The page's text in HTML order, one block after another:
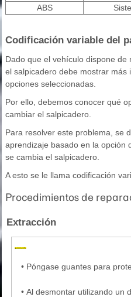
ABS
Codificación variable del
Dado que el vehículo dispone de
el salpicadero debe mostrar
opciones seleccionadas.
Por ello, debemos conocer qué
cambiar el salpicadero.
Para resolver este problema, se
aprendizaje basado en la opción
se cambia el salpicadero.
A esto se le llama codificación
Procedimientos de
Extracción
• Póngase guantes para
• Al desmontar utilizando un